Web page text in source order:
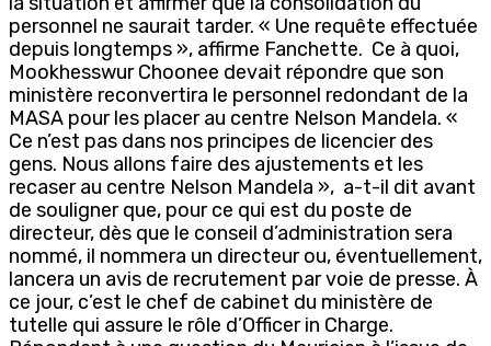
personnel ne saurait tarder. « Une requête effectuée
depuis longtemps », affirme Fanchette. Ce à quoi,
Mookhesswur Choonee devait répondre que son
ministère reconvertira le personnel redondant de la
MASA pour les placer au centre Nelson Mandela. «
Ce n’est pas dans nos principes de licencier des
gens. Nous allons faire des ajustements et les
recaser au centre Nelson Mandela », a-t-il dit avant
de souligner que, pour ce qui est du poste de
directeur, dès que le conseil d’administration sera
nommé, il nommera un directeur ou, éventuellement,
lancera un avis de recrutement par voie de presse. À
ce jour, c’est le chef de cabinet du ministère de
tutelle qui assure le rôle d’Officer in Charge.